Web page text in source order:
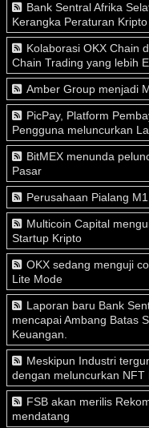
Bank Sentral Afrika
Kerangka Peraturan Kripto
Kolaborasi OKX Chain
Chain Trading yang lebih
Amber Group menjadi
PicPay, Platform
Pengguna meluncurkan
BitMEX menunda
Pasar
Perusahaan Pialang
Multicoin Capital
Startup Kripto
OKX sedang menguji
Lite Mode
Laporan baru Bank
mencapai Ambang Batas
Keuangan.
Meskipun Industri
dengan meluncurkan NFT
FSB akan merilis
mendatang